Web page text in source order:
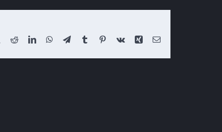
RedditLinkedInWhatsApp
TelegramTumblr Pinterest
Vk Xing Email